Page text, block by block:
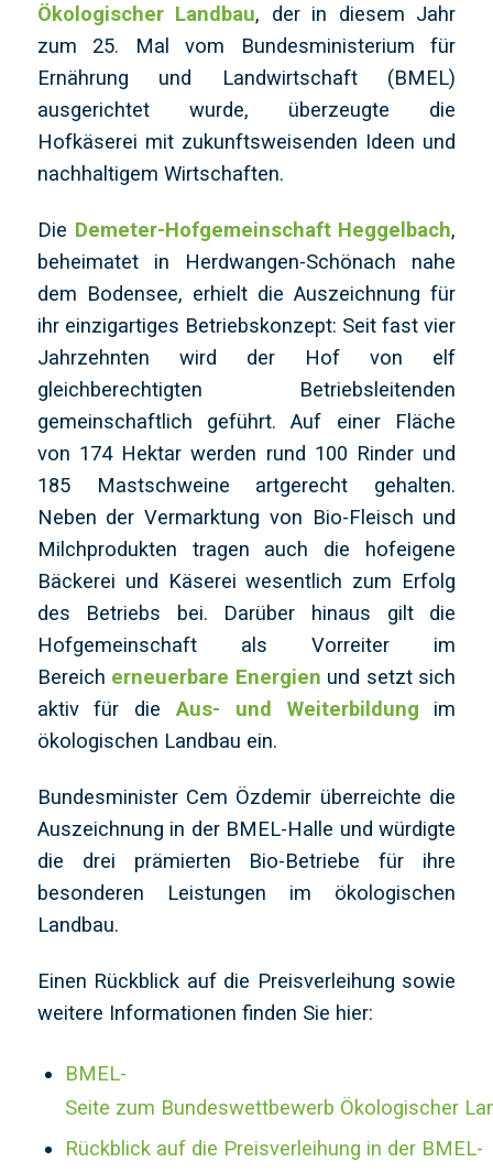
Ökologischer Landbau, der in diesem Jahr
zum 25. Mal vom Bundesministerium für
Ernährung und Landwirtschaft (BMEL)
ausgerichtet wurde, überzeugte die
Hofkäserei mit zukunftsweisenden Ideen und
nachhaltigem Wirtschaften.
Die Demeter-Hofgemeinschaft Heggelbach,
beheimatet in Herdwangen-Schönach nahe
dem Bodensee, erhielt die Auszeichnung für
ihr einzigartiges Betriebskonzept: Seit fast vier
Jahrzehnten wird der Hof von elf
gleichberechtigten Betriebsleitenden
gemeinschaftlich geführt. Auf einer Fläche
von 174 Hektar werden rund 100 Rinder und
185 Mastschweine artgerecht gehalten.
Neben der Vermarktung von Bio-Fleisch und
Milchprodukten tragen auch die hofeigene
Bäckerei und Käserei wesentlich zum Erfolg
des Betriebs bei. Darüber hinaus gilt die
Hofgemeinschaft als Vorreiter im
Bereich erneuerbare Energien und setzt sich
aktiv für die Aus- und Weiterbildung im
ökologischen Landbau ein.
Bundesminister Cem Özdemir überreichte die
Auszeichnung in der BMEL-Halle und würdigte
die drei prämierten Bio-Betriebe für ihre
besonderen Leistungen im ökologischen
Landbau.
Einen Rückblick auf die Preisverleihung sowie
weitere Informationen finden Sie hier:
BMEL-
Seite zum Bundeswettbewerb Ökologischer
Rückblick auf die Preisverleihung in der BMEL-